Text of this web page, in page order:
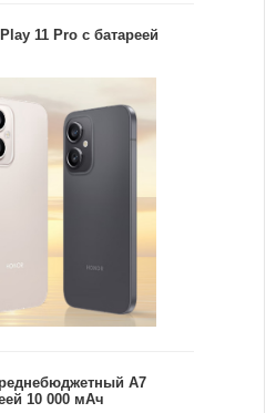
11 Pro с батареей
A7
10 000 мАч